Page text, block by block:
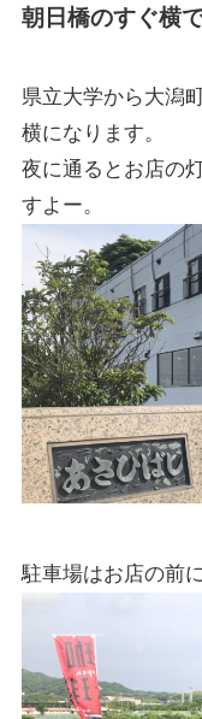
朝日橋のすぐ横
県立大学から大潟
横になります。
夜に通るとお店の
すよー。
駐車場はお店の前